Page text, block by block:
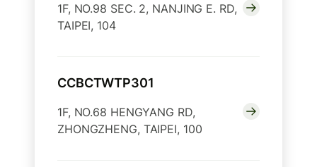
1F, NO.98 SEC. 2, NANJING E. RD,
TAIPEI, 104
CCBCTWTP301
1F, NO.68 HENGYANG RD,
ZHONGZHENG, TAIPEI, 100